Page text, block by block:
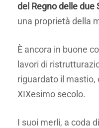
del Regno delle due
una proprietà della
È ancora in buone
lavori di
riguardato il mastio,
XIXesimo secolo.
I suoi merli, a coda